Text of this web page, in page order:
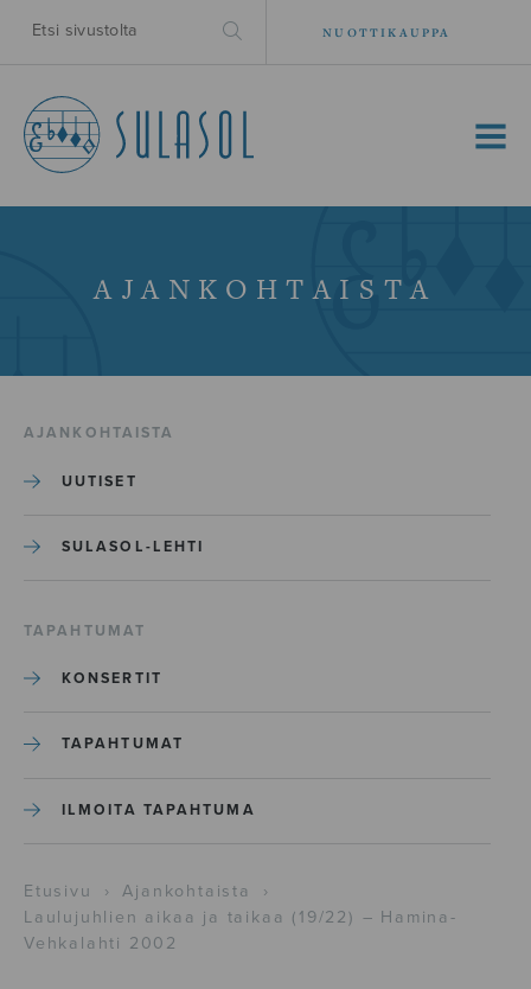
NUOTTIKAUPPA
MENU
AJANKOHTAISTA
AJANKOHTAISTA
UUTISET
SULASOL-LEHTI
TAPAHTUMAT
KONSERTIT
TAPAHTUMAT
ILMOITA TAPAHTUMA
Etusivu › Ajankohtaista
›
Laulujuhlien aikaa ja taikaa (19/22) – Hamina-
Vehkalahti 2002